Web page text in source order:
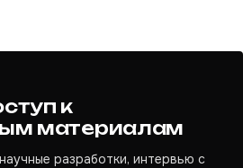
к
материалам
разработки, интервью с